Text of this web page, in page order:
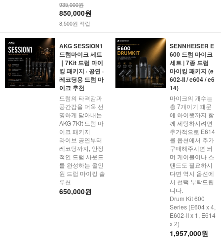
935,000원
850,000원
8,500원 적립
AKG SESSION1
드럼마이크 세트
｜7Kit 드럼 마이
킹 패키지 · 공연 ·
레코딩용 드럼 마
이크 추천
드럼의 타격감과
공간감을 더욱 선
명하게 담아내는
AKG 7Kit 드럼 마
이크 패키지
라이브 공연부터
레코딩까지, 안정
적인 드럼 사운드
를 완성하는 올인
원 드럼 마이킹 솔
루션
650,000원
SENNHEISER E
600 드럼 마이크
세트 | 7종 드럼
마이킹 패키지 (e
602-II / e604 / e6
14)
마이크의 개수는
총 7개이기 때문
에 하이햇까지 함
께 세팅하시려면
추가적으로 E614
를 옵션에서 추가
구매해주시면 되
며 케이블이나 스
탠드도 필요하시
다면 역시 옵션에
서 선택 부탁드립
니다.
Drum Kit 600
Series (E604 x 4,
E602-II x 1, E614
x 2)
1,957,000원